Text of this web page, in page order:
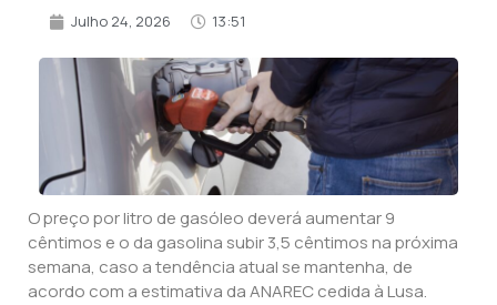
Julho 24, 2026 13:51
O preço por litro de gasóleo deverá aumentar 9
cêntimos e o da gasolina subir 3,5 cêntimos na próxima
semana, caso a tendência atual se mantenha, de
acordo com a estimativa da ANAREC cedida à Lusa.